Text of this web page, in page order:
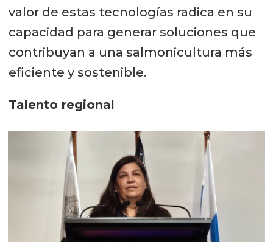
valor de estas tecnologías radica en su
capacidad para generar soluciones que
contribuyan a una salmonicultura más
eficiente y sostenible.
Talento regional